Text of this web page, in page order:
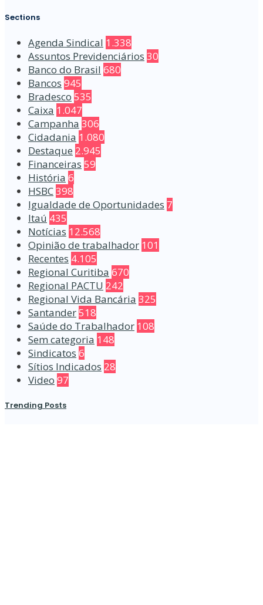
Sections
Agenda Sindical 1.338
Assuntos Previdenciários 30
Banco do Brasil 680
Bancos 945
Bradesco 535
Caixa 1.047
Campanha 306
Cidadania 1.080
Destaque 2.945
Financeiras 59
História 6
HSBC398
Igualdade de Oportunidades 7
Itaú 435
Notícias 12.568
Opinião de trabalhador 101
Recentes 4.105
Regional Curitiba 670
Regional PACTU 242
Regional Vida Bancária 325
Santander518
Saúde do Trabalhador 108
Sem categoria 148
Sindicatos 6
Sítios Indicados 28
Video 97
Trending Posts